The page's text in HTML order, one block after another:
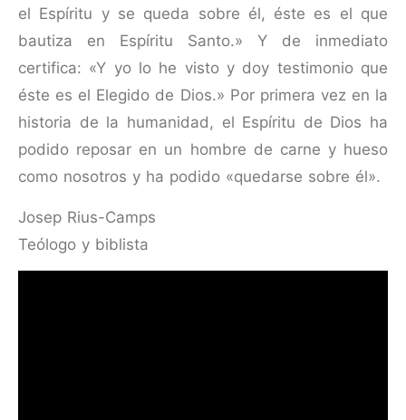
el Espíritu y se queda sobre él, éste es el que
bautiza en Espíritu Santo.» Y de inmediato
certifica: «Y yo lo he visto y doy testimonio que
éste es el Elegido de Dios.» Por primera vez en la
historia de la humanidad, el Espíritu de Dios ha
podido reposar en un hombre de carne y hueso
como nosotros y ha podido «quedarse sobre él».
Josep Rius-Camps
Teólogo y biblista